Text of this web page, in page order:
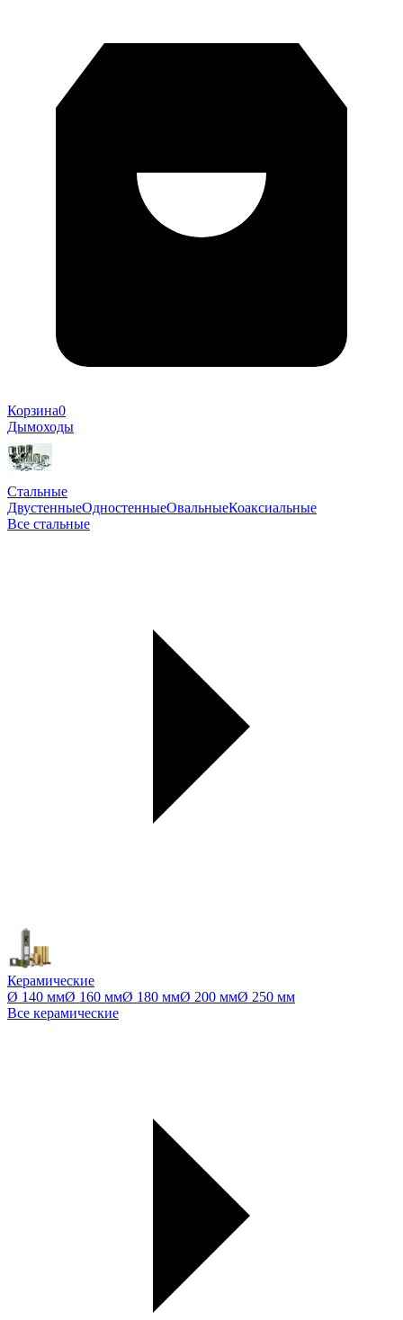
Корзина0
Дымоходы
Стальные
ДвустенныеОдностенныеОвальныеКоаксиальные
Все стальные
Керамические
Ø 140 ммØ 160 ммØ 180 ммØ 200 ммØ 250 мм
Все керамические